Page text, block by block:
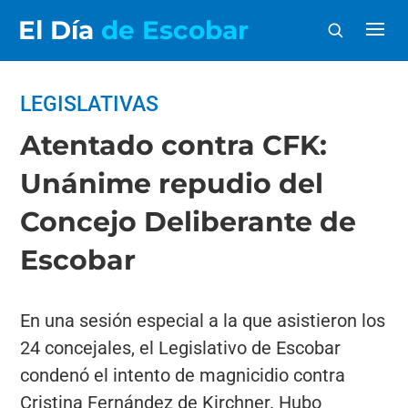
El Día de Escobar
LEGISLATIVAS
Atentado contra CFK:
Unánime repudio del
Concejo Deliberante de
Escobar
En una sesión especial a la que asistieron los
24 concejales, el Legislativo de Escobar
condenó el intento de magnicidio contra
Cristina Fernández de Kirchner. Hubo